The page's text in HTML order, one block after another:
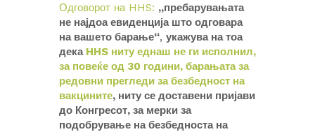
Одговорот на HHS: „пребарувањата
не најдоа евиденција што одговара
на вашето барање“, укажува на тоа
дека HHS ниту еднаш не ги исполнил,
за повеќе од 30 години, барањата за
редовни прегледи за безбедност на
вакцините, ниту се доставени пријави
до Конгресот, за мерки за
подобрување на безбедноста на